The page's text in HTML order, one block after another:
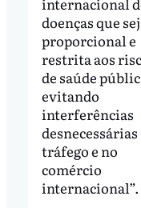
doenças que
proporcional e
restrita aos
de saúde
evitando
interferências
desnecessárias
tráfego e no
comércio
internacional”.